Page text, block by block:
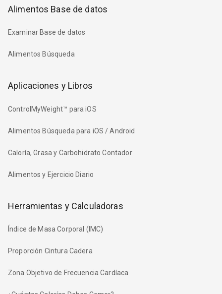
Alimentos Base de datos
Examinar Base de datos
Alimentos Búsqueda
Aplicaciones y Libros
ControlMyWeight™ para iOS
Alimentos Búsqueda para iOS / Android
Caloría, Grasa y Carbohidrato Contador
Alimentos y Ejercicio Diario
Herramientas y Calculadoras
Índice de Masa Corporal (IMC)
Proporción Cintura Cadera
Zona Objetivo de Frecuencia Cardíaca